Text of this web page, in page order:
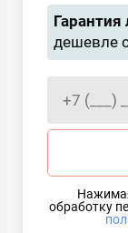
дешевле